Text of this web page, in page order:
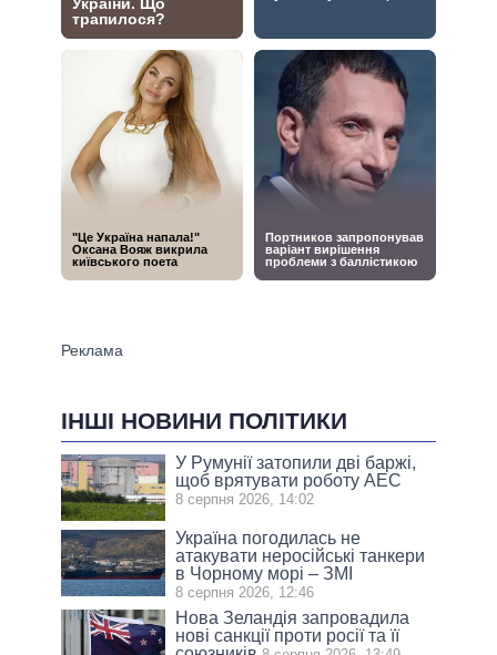
ІНШІ НОВИНИ ПОЛІТИКИ
У Румунії затопили дві баржі,
щоб врятувати роботу АЕС
8 серпня 2026, 14:02
Україна погодилась не
атакувати неросійські танкери
в Чорному морі – ЗМІ
8 серпня 2026, 12:46
Нова Зеландія запровадила
нові санкції проти росії та її